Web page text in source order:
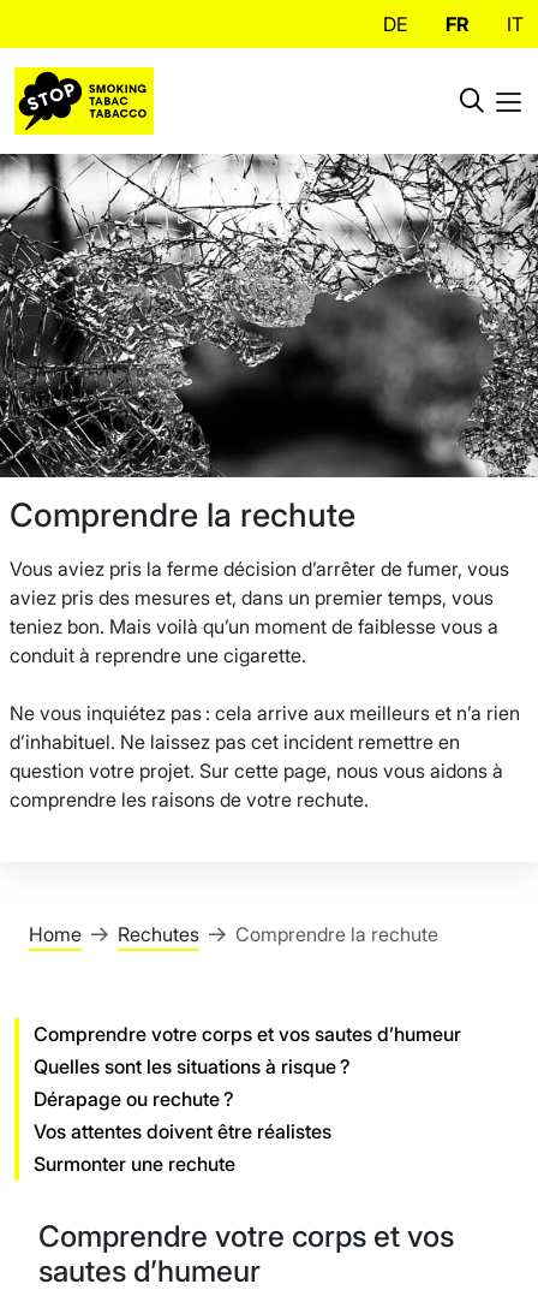
DE FR IT
Comprendre la rechute
Vous aviez pris la ferme décision d’arrêter de fumer, vous
aviez pris des mesures et, dans un premier temps, vous
teniez bon. Mais voilà qu’un moment de faiblesse vous a
conduit à reprendre une cigarette.
Ne vous inquiétez pas : cela arrive aux meilleurs et n’a rien
d’inhabituel. Ne laissez pas cet incident remettre en
question votre projet. Sur cette page, nous vous aidons à
comprendre les raisons de votre rechute.
Home Rechutes Comprendre la rechute
Comprendre votre corps et vos sautes d’humeur
Quelles sont les situations à risque ?
Dérapage ou rechute ?
Vos attentes doivent être réalistes
Surmonter une rechute
Comprendre votre corps et vos
sautes d’humeur